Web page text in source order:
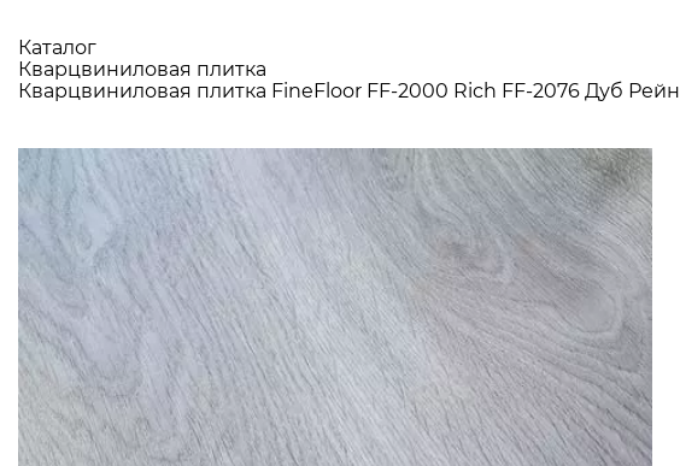
Каталог
Кварцвиниловая плитка
Кварцвиниловая плитка FineFloor FF-2000 Rich FF-2076 Дуб Рейн